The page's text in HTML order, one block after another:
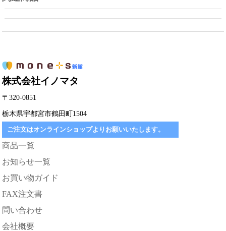
株式会社イノマタ
〒320-0851
栃木県宇都宮市鶴田町1504
ご注文はオンラインショップよりお願いいたします。
商品一覧
お知らせ一覧
お買い物ガイド
FAX注文書
問い合わせ
会社概要